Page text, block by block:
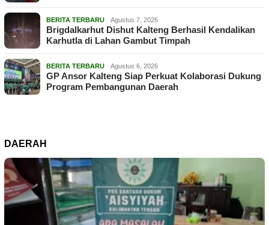
BERITA TERBARU Agustus 7, 2026
Brigdalkarhut Dishut Kalteng Berhasil Kendalikan
Karhutla di Lahan Gambut Timpah
BERITA TERBARU Agustus 6, 2026
GP Ansor Kalteng Siap Perkuat Kolaborasi Dukung
Program Pembangunan Daerah
DAERAH